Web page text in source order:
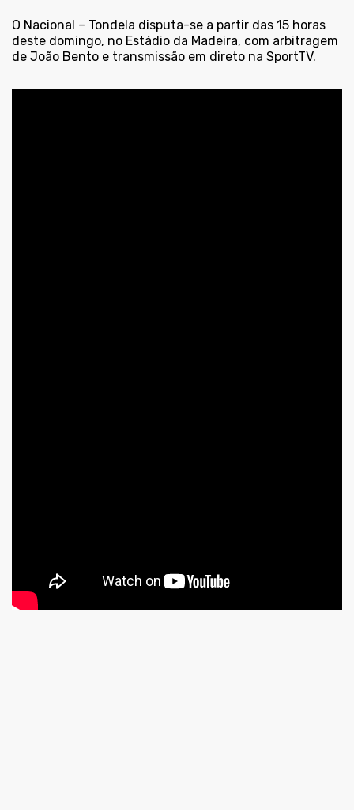
O Nacional – Tondela disputa-se a partir das 15 horas
deste domingo, no Estádio da Madeira, com arbitragem
de João Bento e transmissão em direto na SportTV.